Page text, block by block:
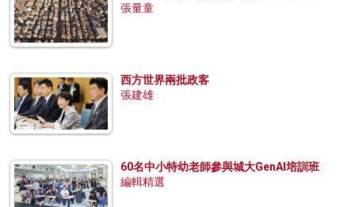
張量童
西方世界兩批政客
張建雄
60名中小特幼老師參與城大GenAI培訓班
編輯精選